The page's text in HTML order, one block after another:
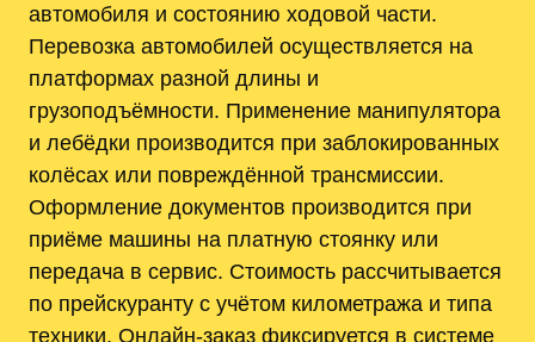
автомобиля и состоянию ходовой части.
Перевозка автомобилей осуществляется на
платформах разной длины и
грузоподъёмности. Применение манипулятора
и лебёдки производится при заблокированных
колёсах или повреждённой трансмиссии.
Оформление документов производится при
приёме машины на платную стоянку или
передача в сервис. Стоимость рассчитывается
по прейскуранту с учётом километража и типа
техники. Онлайн-заказ фиксируется в системе